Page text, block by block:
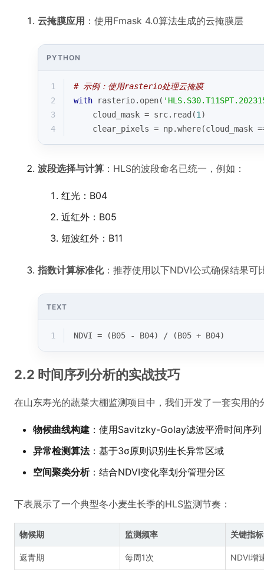
云掩膜应用 ：使用Fmask 4.0算法生成的云掩膜层
PYTHON
1
# 示例：使用rasterio处理云掩膜
2
with rasterio. open(
3
    cloud_mask = src.read(
1 )
4
clear_pixels = np.where(cloud_mask
波段选择与计算 ：HLS的波段命名已统一，例如：
红光：B04
近红外：B05
短波红外：B11
指数计算标准化：推荐使用以下NDVI公式确保结果可
TEXT
1 NDVI = (B05 - B04) / (B05 + B04)
2.2 时间序列分析的实战技巧
在山东寿光的蔬菜大棚监测项目中，我们开发了一套实用的
物候曲线构建 ：使用Savitzky-Golay滤波平滑时间序列
异常检测算法：基于3σ原则识别生长异常区域
空间聚类分析：结合NDVI变化率划分管理分区
下表展示了一个典型冬小麦生长季的HLS监测节奏：
物候期 监测频率 关键指标
返青期 每周1次 NDVI增